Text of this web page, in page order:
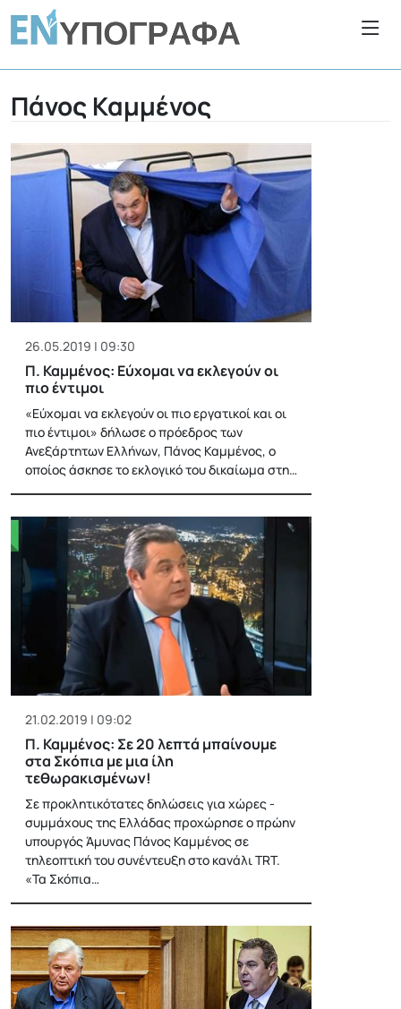
Πάνος Καμμένος
26.05.2019 | 09:30
Π. Καμμένος: Εύχομαι να εκλεγούν οι
πιο έντιμοι
«Εύχομαι να εκλεγούν οι πιο εργατικοί και οι
πιο έντιμοι» δήλωσε ο πρόεδρος των
Ανεξάρτητων Ελλήνων, Πάνος Καμμένος, ο
οποίος άσκησε το εκλογικό του δικαίωμα στη…
21.02.2019 | 09:02
Π. Καμμένος: Σε 20 λεπτά μπαίνουμε
στα Σκόπια με μια ίλη
τεθωρακισμένων!
Σε προκλητικότατες δηλώσεις για χώρες -
συμμάχους της Ελλάδας προχώρησε ο πρώην
υπουργός Άμυνας Πάνος Καμμένος σε
τηλεοπτική του συνέντευξη στο κανάλι TRT.
«Τα Σκόπια…